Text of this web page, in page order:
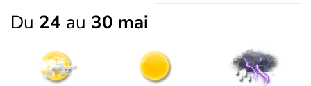
Du 24 au 30 mai